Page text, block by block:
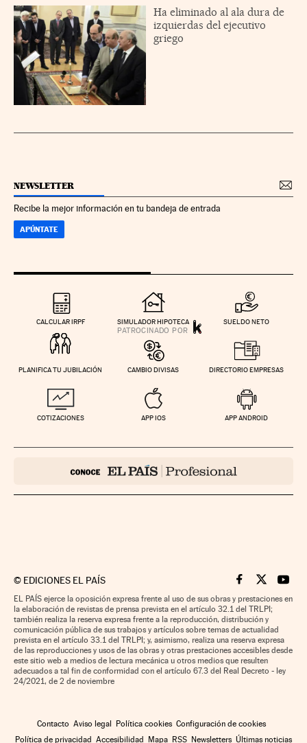
Ha eliminado al ala dura de
izquierdas del ejecutivo
griego
NEWSLETTER
Recibe la mejor información en tu bandeja de entrada
APÚNTATE
CALCULAR IRPF SIMULADOR HIPOTECA SUELDO NETO
PLANIFICA TU JUBILACIÓN CAMBIO DIVISAS DIRECTORIO EMPRESAS
COTIZACIONES APP IOS APP ANDROID
© EDICIONES EL PAÍS Cinco Días en
Cinco Días
Cinco
EL PAÍS ejerce la oposición expresa frente al uso de sus obras y prestaciones en
la elaboración de revistas de prensa prevista en el artículo 32.1 del TRLPI;
también realiza la reserva expresa frente a la reproducción, distribución y
comunicación pública de sus trabajos y artículos sobre temas de actualidad
prevista en el artículo 33.1 del TRLPI; y, asimismo, realiza una reserva expresa
de las reproducciones y usos de las obras y otras prestaciones accesibles desde
este sitio web a medios de lectura mecánica u otros medios que resulten
adecuados a tal fin de conformidad con el artículo 67.3 del Real Decreto - ley
24/2021, de 2 de noviembre
Contacto Aviso legal Política cookies Configuración de cookies
Política de privacidad Accesibilidad Mapa RSS Newsletters Últimas noticias